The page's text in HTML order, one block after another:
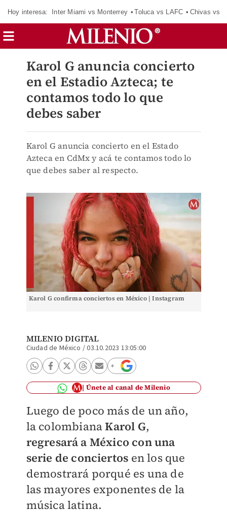
Hoy interesa: Inter Miami vs Monterrey Toluca vs LAFC Chivas vs
Karol G anuncia concierto
en el Estadio Azteca; te
contamos todo lo que
debes saber
Karol G anuncia concierto en el Estado
Azteca en CdMx y acá te contamos todo lo
que debes saber al respecto.
Karol G confirma conciertos en México | Instagram
MILENIO DIGITAL
Ciudad de México /03.10.2023 13:05:00
Únete al canal de Milenio
Luego de poco más de un año,
la colombianaKarol G,
regresará a México con una
serie de conciertos en los que
demostrará porqué es una de
las mayores exponentes de la
música latina.